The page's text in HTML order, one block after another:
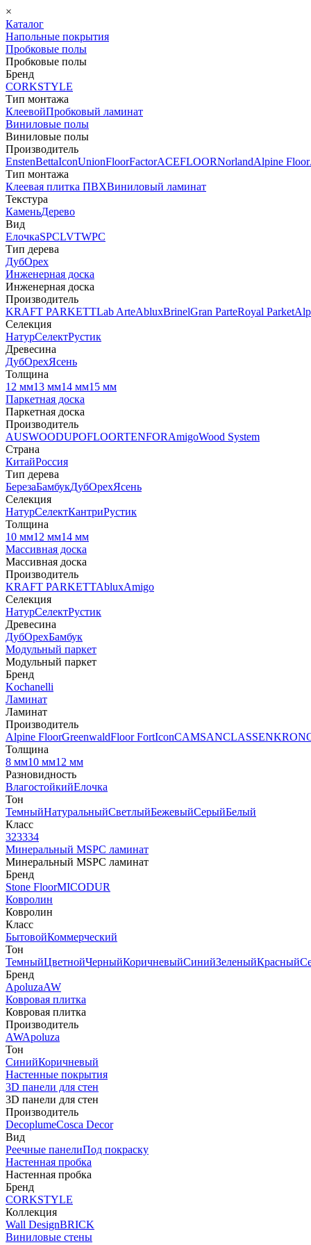
×
Каталог
Напольные покрытия
Пробковые полы
Пробковые полы
Бренд
CORKSTYLE
Тип монтажа
КлеевойПробковый ламинат
Виниловые полы
Виниловые полы
Производитель
EnstenBettaIconUnionFloorFactorACEFLOORNorlandAlpine Floor
Тип монтажа
Клеевая плитка ПВХВиниловый ламинат
Текстура
КаменьДерево
Вид
ЕлочкаSPCLVTWPC
Тип дерева
ДубОрех
Инженерная доска
Инженерная доска
Производитель
KRAFT PARKETTLab ArteAbluxBrinelGran ParteRoyal Parket
Селекция
НатурСелектРустик
Древесина
ДубОрехЯсень
Толщина
12 мм13 мм14 мм15 мм
Паркетная доска
Паркетная доска
Производитель
AUSWOODUPOFLOORTENFORAmigoWood System
Страна
КитайРоссия
Тип дерева
БерезаБамбукДубОрехЯсень
Селекция
НатурСелектКантриРустик
Толщина
10 мм12 мм14 мм
Массивная доска
Массивная доска
Производитель
KRAFT PARKETTAbluxAmigo
Селекция
НатурСелектРустик
Древесина
ДубОрехБамбук
Модульный паркет
Модульный паркет
Бренд
Kochanelli
Ламинат
Ламинат
Производитель
Alpine FloorGreenwaldFloor FortIconCAMSANCLASSEN
Толщина
8 мм10 мм12 мм
Разновидность
ВлагостойкийЕлочка
Тон
ТемныйНатуральныйСветлыйБежевыйСерыйБелый
Класс
323334
Минеральный MSPC ламинат
Минеральный MSPC ламинат
Бренд
Stone FloorMICODUR
Ковролин
Ковролин
Класс
БытовойКоммерческий
Тон
ТемныйЦветнойЧерныйКоричневыйСинийЗеленыйКрасный
Бренд
ApoluzaAW
Ковровая плитка
Ковровая плитка
Производитель
AWApoluza
Тон
СинийКоричневый
Настенные покрытия
3D панели для стен
3D панели для стен
Производитель
DecoplumeCosca Decor
Вид
Реечные панелиПод покраску
Настенная пробка
Настенная пробка
Бренд
CORKSTYLE
Коллекция
Wall DesignBRICK
Виниловые стены